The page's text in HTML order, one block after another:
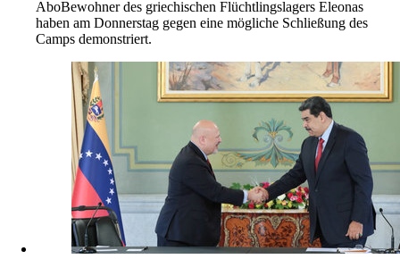
AP Photo/Petros Giannakouris
EU-Grenzregime
Asyl ist Menschenrecht
Bewohner des griechischen Flüchtlingslagers Eleonas
haben am Donnerstag gegen eine mögliche Schließung des
Camps demonstriert.